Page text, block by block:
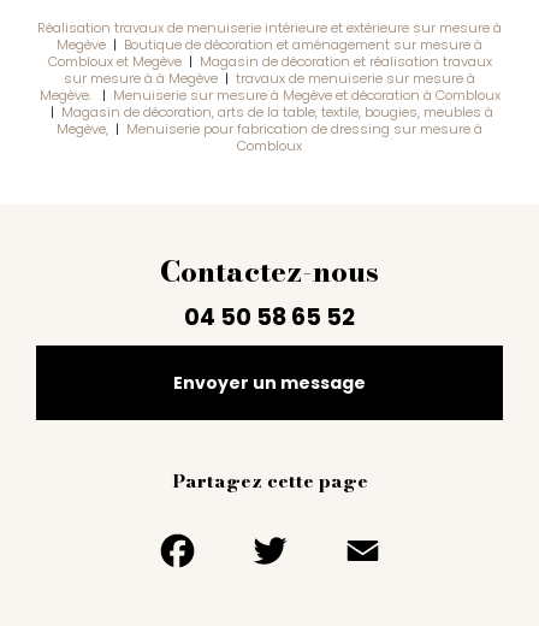
Réalisation travaux de menuiserie intérieure et extérieure sur mesure à
Megève | Boutique de décoration et aménagement sur mesure à
Combloux et Megève| Magasin de décoration et réalisation travaux
sur mesure à à Megève | travaux de menuiserie sur mesure à
Megève.
| Menuiserie sur mesure à Megève et décoration à Combloux
| Magasin de décoration, arts de la table, textile, bougies, meubles à
Megève, | Menuiserie pour fabrication de dressing sur mesure à
Combloux
Contactez-nous
04 50 58 65 52
Envoyer un message
Partagez cette page